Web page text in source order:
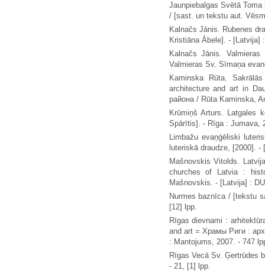
Jaunpiebalgas Svētā
/ [sast. un tekstu aut.
Kalnačs Jānis. Rubenes
Kristiāna Ābele]. - [Latvija]
Kalnačs Jānis.
Valmieras Sv. Sīmaņa
Kaminska Rūta.
architecture and art in
района / Rūta Kaminska,
Krūmiņš Arturs. Latgales
Spārītis]. - Rīga : Jumava,
Limbažu evaņģēliski
luteriskā draudze, [2000]. -
Mašnovskis Vitolds.
churches of Latvia :
Mašnovskis. - [Latvija] :
Nurmes baznīca / [tekstu
[12] lpp.
Rīgas dievnami :
and art = Храмы Риги :
: Mantojums, 2007. - 747
Rīgas Vecā Sv. Ģertrūdes
- 21, [1] lpp.